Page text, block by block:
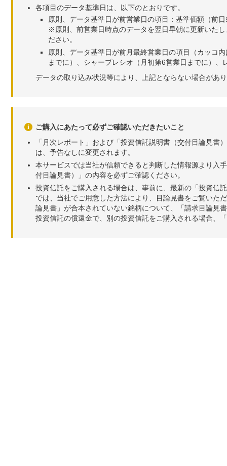
各項目のデータ基準日は、以下のとおりです。
原則、データ基準日が前営業日の項目：基準価額（前
※原則、前営業日時点のデータを翌日早朝に更新いた
ださい。
原則、データ基準日が前月最終営業日の項目（カッコ
までに）、シャープレシオ（月初第6営業日までに）
データの取り込み状況等により、上記とならない場合があ
ご購入にあたって必ずご確認いただきたいこと
「月次レポート」および「投資信託説明書（交付目論見
は、予告なしに変更されます。
本サービスでは当社が信頼できると判断した情報源より入
付目論見書）」の内容を必ずご確認ください。
投資信託をご購入される場合は、事前に、最新の「投資信
では、当社でご用意した方法により、目論見書をご覧いた
論見書」が合本されていない銘柄について、「請求目論見
投資信託の償還金で、別の投資信託をご購入される場合、